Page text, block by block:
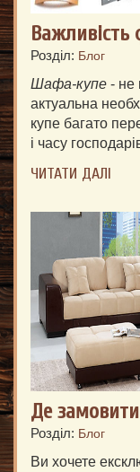
Важливість
Розділ: Блог
Шафа-купе - не
актуальна
купе багато
і часу
ЧИТАТИ ДАЛІ
Де
Розділ: Блог
Ви хочете